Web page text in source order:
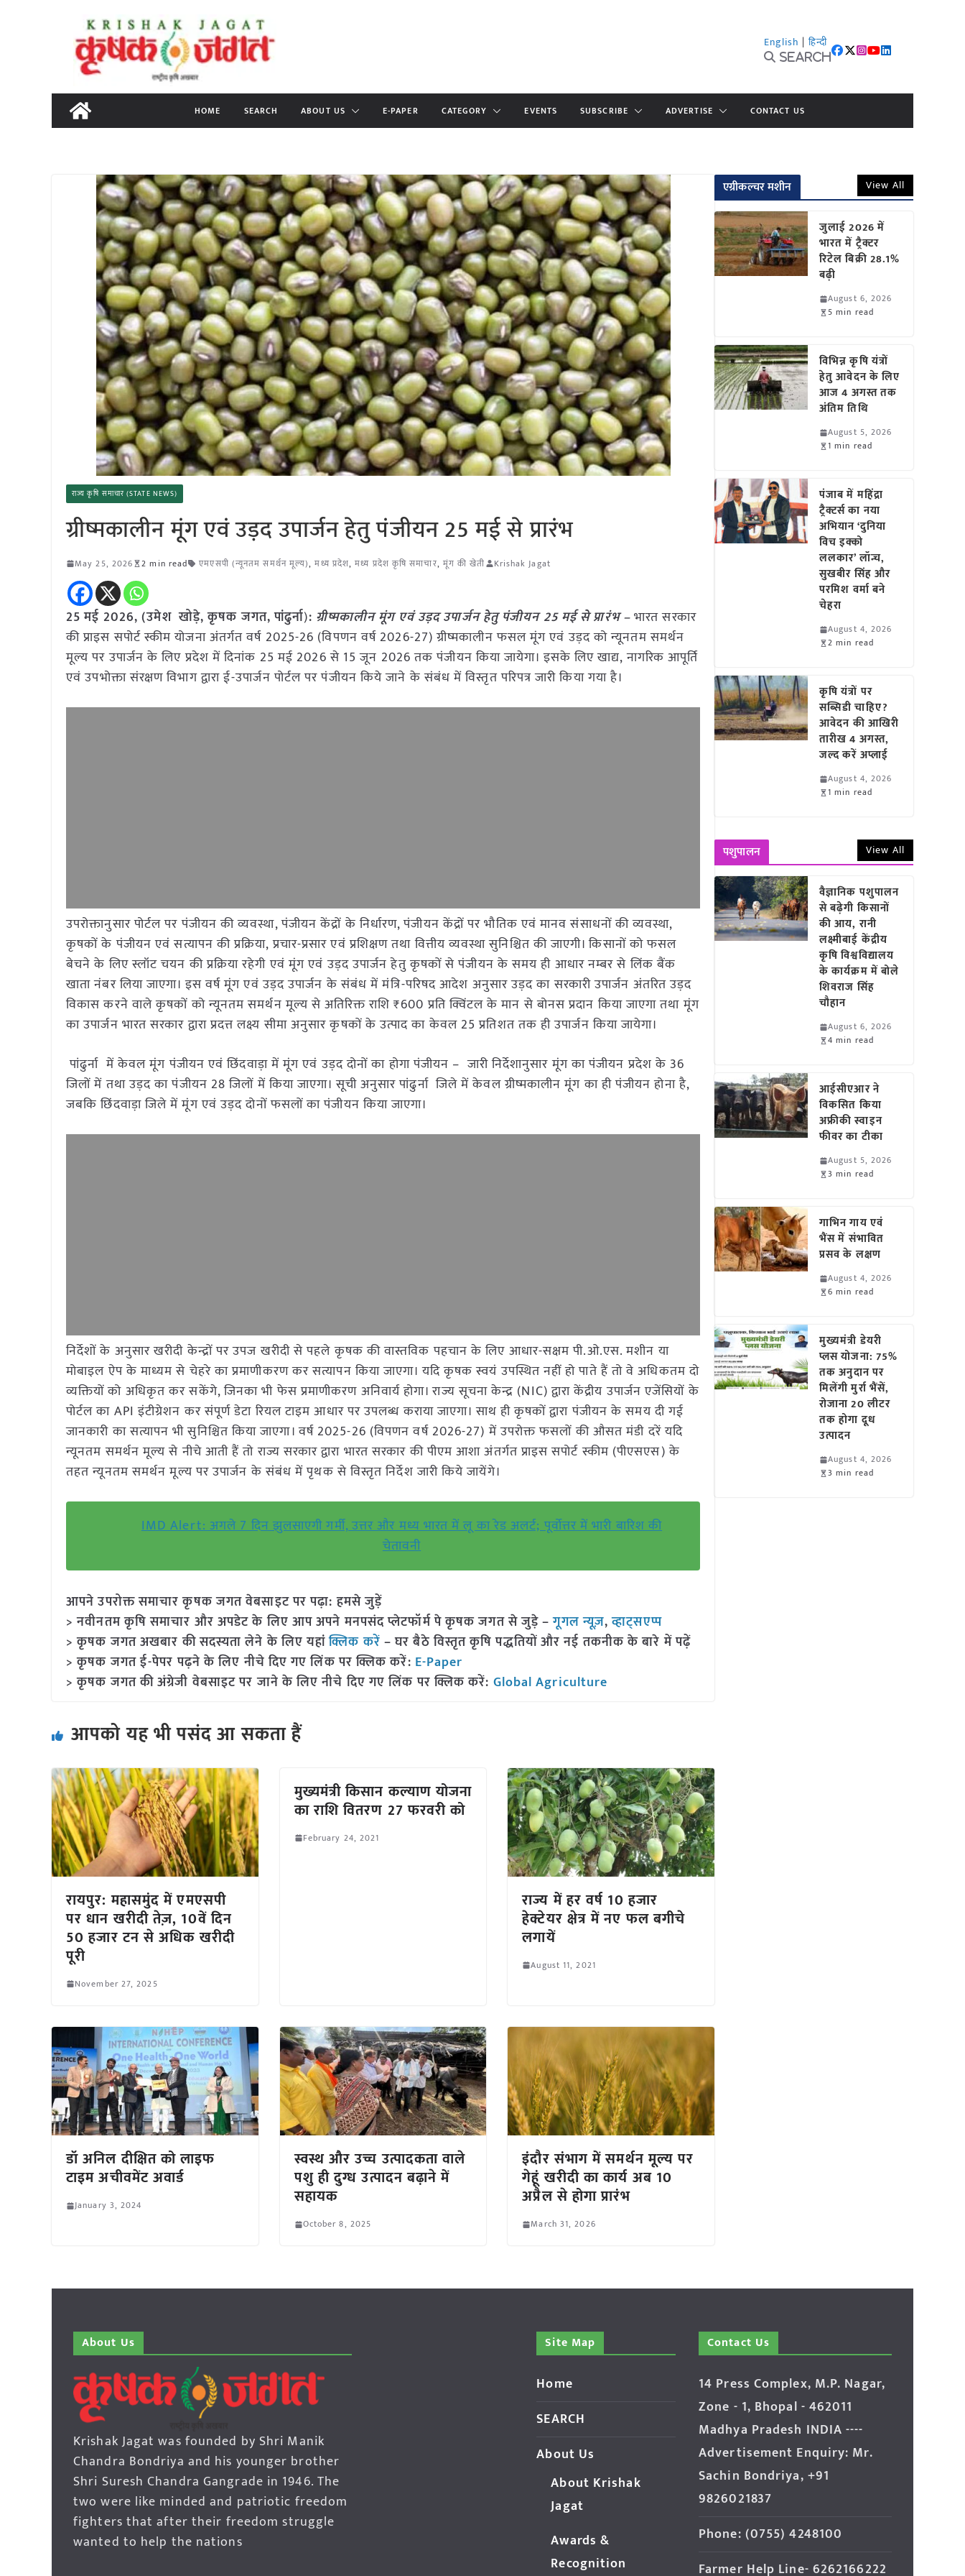
content
English | हिन्दी
Search
HOME SEARCH ABOUT US E-PAPER CATEGORY EVENTS SUBSCRIBE ADVERTISE CONTACT US
राज्य कृषि समाचार (STATE NEWS)
ग्रीष्मकालीन मूंग एवं उड़द उपार्जन हेतु पंजीयन 25 मई से प्रारंभ
May 25, 2026 2 min read एमएसपी (न्यूनतम समर्थन मूल्य),मध्य प्रदेश,मध्य प्रदेश कृषि समाचार, मूंग की खेती Krishak Jagat
25 मई 2026, (उमेश खोड़े, कृषक जगत, पांढुर्ना): ग्रीष्मकालीन मूंग एवं उड़द उपार्जन हेतु पंजीयन 25 मई से प्रारंभ –भारत सरकार
की प्राइस सपोर्ट स्कीम योजना अंतर्गत वर्ष 2025-26 (विपणन वर्ष 2026-27) ग्रीष्मकालीन फसल मूंग एवं उड़द को न्यूनतम समर्थन
मूल्य पर उपार्जन के लिए प्रदेश में दिनांक 25 मई 2026 से 15 जून 2026 तक पंजीयन किया जायेगा। इसके लिए खाद्य, नागरिक आपूर्ति
एवं उपभोक्ता संरक्षण विभाग द्वारा ई-उपार्जन पोर्टल पर पंजीयन किये जाने के संबंध में विस्तृत परिपत्र जारी किया गया है।
उपरोक्तानुसार पोर्टल पर पंजीयन की व्यवस्था, पंजीयन केंद्रों के निर्धारण, पंजीयन केंद्रों पर भौतिक एवं मानव संसाधनों की व्यवस्था,
कृषकों के पंजीयन एवं सत्यापन की प्रक्रिया, प्रचार-प्रसार एवं प्रशिक्षण तथा वित्तीय व्यवस्था सुनिश्चित की जाएगी। किसानों को फसल
बेचने के लिए स्लॉट चयन की प्रक्रिया रहेगी एवं मूंग एवं उड़द उपार्जन हेतु कृषकों से पंजीयन के समय ही आधार नम्बर से लिंक बैंक
खाता नंबर लिया जाएगा। इस वर्ष मूंग एवं उड़द उपार्जन के संबंध में मंत्रि-परिषद आदेश अनुसार उड़द का सरकारी उपार्जन अंतरित उड़द
विकास करने वाले कृषकों को न्यूनतम समर्थन मूल्य से अतिरिक्त राशि ₹600 प्रति क्विंटल के मान से बोनस प्रदान किया जाएगा तथा मूंग
का उपार्जन भारत सरकार द्वारा प्रदत्त लक्ष्य सीमा अनुसार कृषकों के उत्पाद का केवल 25 प्रतिशत तक ही उपार्जन किया जायेगा।
पांढुर्ना में केवल मूंग पंजीयन एवं छिंदवाड़ा में मूंग एवं उड़द दोनों का होगा पंजीयन – जारी निर्देशानुसार मूंग का पंजीयन प्रदेश के 36
जिलों में तथा उड़द का पंजीयन 28 जिलों में किया जाएगा। सूची अनुसार पांढुर्ना जिले में केवल ग्रीष्मकालीन मूंग का ही पंजीयन होना है,
जबकि छिंदवाड़ा जिले में मूंग एवं उड़द दोनों फसलों का पंजीयन किया जाएगा।
निर्देशों के अनुसार खरीदी केन्द्रों पर उपज खरीदी से पहले कृषक की वास्तविक पहचान के लिए आधार-सक्षम पी.ओ.एस. मशीन या
मोबाइल ऐप के माध्यम से चेहरे का प्रमाणीकरण कर सत्यापन किया जाएगा। यदि कृषक स्वयं उपस्थित नहीं हो पाते हैं तो वे अधिकतम दो
व्यक्तियों को अधिकृत कर सकेंगे, जिनका भी फेस प्रमाणीकरण अनिवार्य होगा। राज्य सूचना केन्द्र (NIC) द्वारा केंद्रीय उपार्जन एजेंसियों के
पोर्टल का API इंटीग्रेशन कर संपूर्ण डेटा रियल टाइम आधार पर उपलब्ध कराया जाएगा। साथ ही कृषकों द्वारा पंजीयन के समय दी गई
जानकारी का सत्यापन भी सुनिश्चित किया जाएगा। वर्ष 2025-26 (विपणन वर्ष 2026-27) में उपरोक्त फसलों की औसत मंडी दरें यदि
न्यूनतम समर्थन मूल्य से नीचे आती हैं तो राज्य सरकार द्वारा भारत सरकार की पीएम आशा अंतर्गत प्राइस सपोर्ट स्कीम (पीएसएस) के
तहत न्यूनतम समर्थन मूल्य पर उपार्जन के संबंध में पृथक से विस्तृत निर्देश जारी किये जायेंगे।
IMD Alert: अगले 7 दिन झुलसाएगी गर्मी, उत्तर और मध्य भारत में लू का रेड अलर्ट; पूर्वोत्तर में भारी बारिश की
चेतावनी
आपने उपरोक्त समाचार कृषक जगत वेबसाइट पर पढ़ा: हमसे जुड़ें
> नवीनतम कृषि समाचार और अपडेट के लिए आप अपने मनपसंद प्लेटफॉर्म पे कृषक जगत से जुड़े –गूगल न्यूज़,व्हाट्सएप्प
> कृषक जगत अखबार की सदस्यता लेने के लिए यहांक्लिक करें – घर बैठे विस्तृत कृषि पद्धतियों और नई तकनीक के बारे में पढ़ें
> कृषक जगत ई-पेपर पढ़ने के लिए नीचे दिए गए लिंक पर क्लिक करें: E-Paper
> कृषक जगत की अंग्रेजी वेबसाइट पर जाने के लिए नीचे दिए गए लिंक पर क्लिक करें: Global Agriculture
आपको यह भी पसंद आ सकता हैं
रायपुर: महासमुंद में एमएसपी
पर धान खरीदी तेज़, 10वें दिन
50 हजार टन से अधिक खरीदी
पूरी
November 27, 2025
मुख्यमंत्री किसान कल्याण योजना
का राशि वितरण 27 फरवरी को
February 24, 2021
राज्य में हर वर्ष 10 हजार
हेक्टेयर क्षेत्र में नए फल बगीचे
लगायें
August 11, 2021
डॉ अनिल दीक्षित को लाइफ
टाइम अचीवमेंट अवार्ड
January 3, 2024
स्वस्थ और उच्च उत्पादकता वाले
पशु ही दुग्ध उत्पादन बढ़ाने में
सहायक
October 8, 2025
इंदौर संभाग में समर्थन मूल्य पर
गेहूं खरीदी का कार्य अब 10
अप्रैल से होगा प्रारंभ
March 31, 2026
एग्रीकल्चर मशीन View All
जुलाई 2026 में
भारत में ट्रैक्टर
रिटेल बिक्री 28.1%
बढ़ी
August 6, 2026
5 min read
विभिन्न कृषि यंत्रों
हेतु आवेदन के लिए
आज 4 अगस्त तक
अंतिम तिथि
August 5, 2026
1 min read
पंजाब में महिंद्रा
ट्रैक्टर्स का नया
अभियान ‘दुनिया
विच इक्को
ललकार’ लॉन्च,
सुखबीर सिंह और
परमिश वर्मा बने
चेहरा
August 4, 2026
2 min read
कृषि यंत्रों पर
सब्सिडी चाहिए?
आवेदन की आखिरी
तारीख 4 अगस्त,
जल्द करें अप्लाई
August 4, 2026
1 min read
पशुपालन View All
वैज्ञानिक पशुपालन
से बढ़ेगी किसानों
की आय, रानी
लक्ष्मीबाई केंद्रीय
कृषि विश्वविद्यालय
के कार्यक्रम में बोले
शिवराज सिंह
चौहान
August 6, 2026
4 min read
आईसीएआर ने
विकसित किया
अफ्रीकी स्वाइन
फीवर का टीका
August 5, 2026
3 min read
गाभिन गाय एवं
भैंस में संभावित
प्रसव के लक्षण
August 4, 2026
6 min read
मुख्यमंत्री डेयरी
प्लस योजना: 75%
तक अनुदान पर
मिलेंगी मुर्रा भैंसें,
रोजाना 20 लीटर
तक होगा दूध
उत्पादन
August 4, 2026
3 min read
About Us
Krishak Jagat was founded by Shri Manik
Chandra Bondriya and his younger brother
Shri Suresh Chandra Gangrade in 1946. The
two were like minded and patriotic freedom
fighters that after their freedom struggle
wanted to help the nations
Site Map
Home
SEARCH
About Us
About Krishak
Jagat
Awards &
Recognition
Contact Us
14 Press Complex, M.P. Nagar,
Zone - 1, Bhopal - 462011
Madhya Pradesh INDIA ----
Advertisement Enquiry: Mr.
Sachin Bondriya, +91
9826021837
Phone: (0755) 4248100
Farmer Help Line- 6262166222